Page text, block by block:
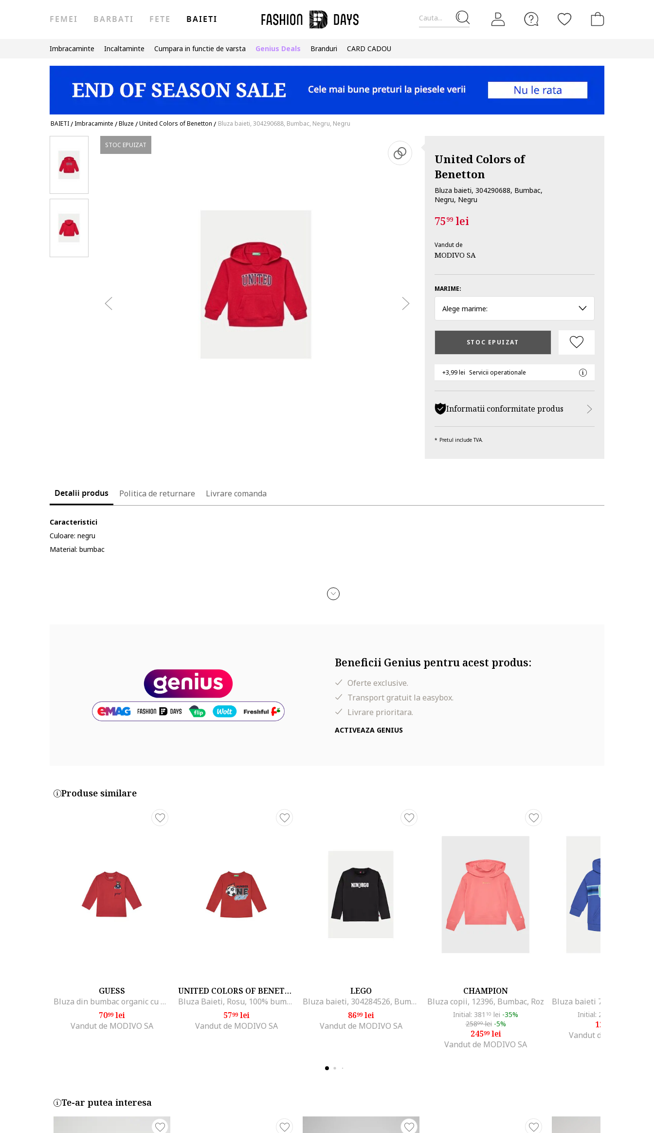
Cauta...
FEMEI BARBATI FETE BAIETI
Imbracaminte Incaltaminte Cumpara in functie de varsta Genius Deals Branduri CARD CADOU
BAIETI/Imbracaminte /Bluze /United Colors of Benetton / Bluza baieti, 304290688, Bumbac, Negru, Negru
STOC EPUIZAT
United Colors of
Benetton
Bluza baieti, 304290688, Bumbac,
Negru, Negru
7599lei
Vandut de
MODIVO SA
MARIME:
Alege marime:
STOC EPUIZAT
+3,99 lei Servicii operationale
Informatii conformitate produs
Pretul include TVA.
Detalii produs Politica de returnare Livrare comanda
Caracteristici
Culoare: negru
Material: bumbac
Beneficii Genius pentru acest produs:
Oferte exclusive.
Transport gratuit la easybox.
Livrare prioritara.
ACTIVEAZA GENIUS
Produse similare
GUESS
Bluza din bumbac organic cu buzunar pe piept si aplicatie urs brodata
7099lei
Vandut de MODIVO SA
UNITED COLORS OF BENETTON
Bluza Baieti, Rosu, 100% bumbac organic,
5799lei
Vandut de MODIVO SA
LEGO
Bluza baieti, 304284526, Bumbac organic, Negru, Negru
8699lei
Vandut de MODIVO SA
CHAMPION
Bluza copii, 12396, Bumbac, Roz
Initial: 381 10 lei -35%
25899lei -5%
24599lei
Vandut de MODIVO SA
Initial: 200
128
Vandut de MODIVO SA
Te-ar putea interesa